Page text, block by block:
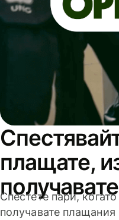
плащате,
Спестете пари,
получавате